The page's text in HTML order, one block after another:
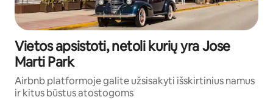
Vietos apsistoti, netoli kurių yra Jose
Marti Park
Airbnb platformoje galite užsisakyti išskirtinius namus
ir kitus būstus atostogoms